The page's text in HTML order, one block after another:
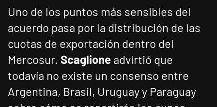
Uno de los puntos más sensibles del
acuerdo pasa por la distribución de las
cuotas de exportación dentro del
Mercosur. Scaglione advirtió que
todavía no existe un consenso entre
Argentina, Brasil, Uruguay y Paraguay